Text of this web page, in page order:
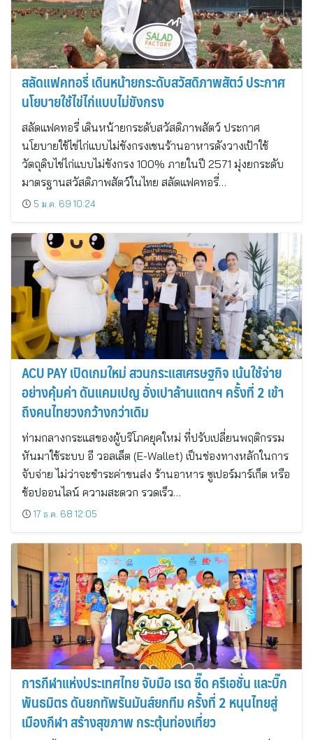
สลัดแฟคทอรี่ เดินหน้ายกระดับสวัสดิภาพสัตว์ ประกาศ
นโยบายใช้ไข่ไก่แบบไม่ขังกรง
สลัดแฟคทอรี่ เดินหน้ายกระดับสวัสดิภาพสัตว์ ประกาศ
นโยบายใช้ไข่ไก่แบบไม่ขังกรงเชนร้านอาหารดังวางเป้าใช้
วัตถุดิบไข่ไก่แบบไม่ขังกรง 100% ภายในปี 2571 มุ่งยกระดับ
มาตรฐานสวัสดิภาพสัตว์ในไทย สลัดแฟคทอรี่…
5 ม.ค. 69 10:24
ACU PAY เปิดเกมใหม่ สวนกระแสเศรษฐกิจ เน้นใช้จ่าย
อย่างคุ้มค่า ดันแคมเปญ อั่งเปาล้านแตกฯ ครั้งที่ 2 เข้า
ถึงคนไทยวงกว้างกว่าเดิม
ท่ามกลางกระแสของผู้บริโภคยุคใหม่ ที่ปรับเปลี่ยนพฤติกรรม
หันมาใช้ระบบ อี วอลเล็ต (E-Wallet) เป็นช่องทางหลักในการ
จับจ่าย ไม่ว่าจะชำระค่าขนส่ง ร้านอาหาร ซูเปอร์มาร์เก็ต หรือ
ช้อปออนไลน์ ความสะดวก รวดเร็ว…
17 ธ.ค. 68 12:05
การกีฬาแห่งประเทศไทย จับมือ เรด ซี๊ด ครีเอชั่น และบิ๊ก
พันธมิตร ดันยกทัพรันมันส์ยกทีม ครั้งที่ 2 หนุนไทยสู่
เมืองกีฬา สร้างสุขภาพ กระตุ้นท่องเที่ยว